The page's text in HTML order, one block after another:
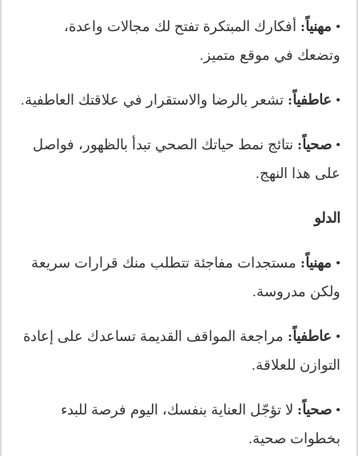
• مهنياً: أفكارك المبتكرة تفتح لك مجالات واعدة،
وتضعك في موقع متميز.
• عاطفياً: تشعر بالرضا والاستقرار في علاقتك العاطفية.
•صحياً: نتائج نمط حياتك الصحي تبدأ بالظهور، فواصل
على هذا النهج.
الدلو
• مهنياً: مستجدات مفاجئة تتطلب منك قرارات سريعة
ولكن مدروسة.
• عاطفياً: مراجعة المواقف القديمة تساعدك على إعادة
التوازن للعلاقة.
•صحياً: لا تؤجّل العناية بنفسك، اليوم فرصة للبدء
بخطوات صحية.